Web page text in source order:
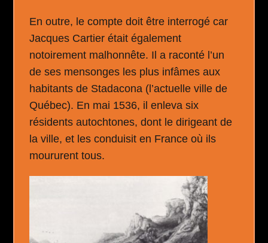
En outre, le compte doit être interrogé car
Jacques Cartier était également
notoirement malhonnête. Il a raconté l’un
de ses mensonges les plus infâmes aux
habitants de Stadacona (l’actuelle ville de
Québec). En mai 1536, il enleva six
résidents autochtones, dont le dirigeant de
la ville, et les conduisit en France où ils
moururent tous.